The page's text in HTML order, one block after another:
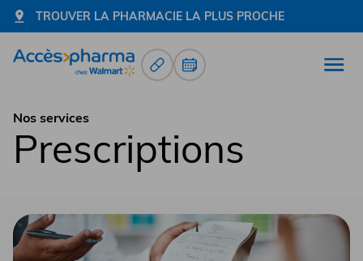
TROUVER LA PHARMACIE LA PLUS PROCHE
Allez à la page d'accueil
Renouvellement d’ordonnance
Prendre un rendez-vous
Nos services
Prescriptions